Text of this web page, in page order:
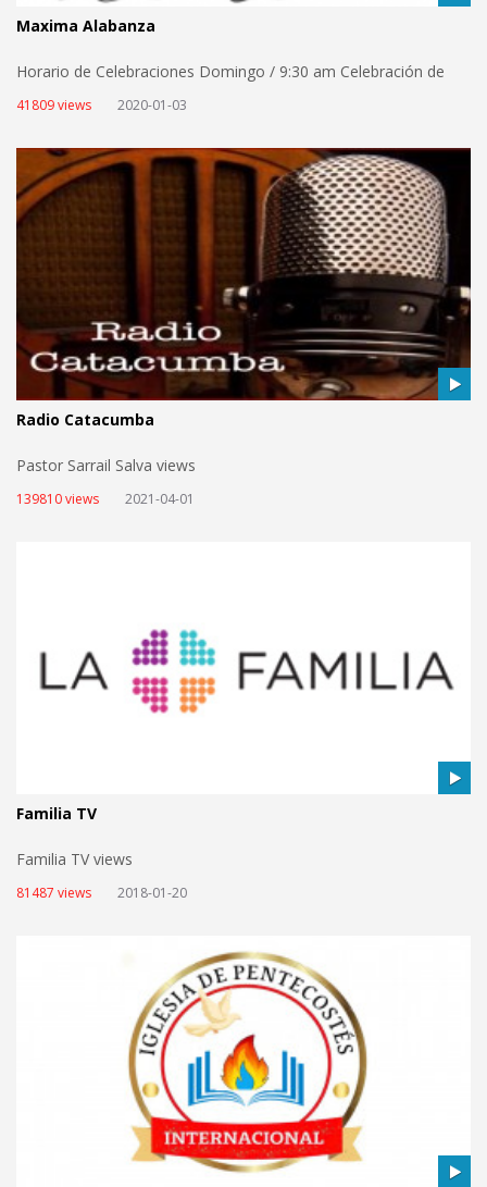
Maxima Alabanza
Horario de Celebraciones Domingo / 9:30 am Celebración de
7:30 pm Ensayo de Levitas / Consejería - Cita Previa 787-807-
7:00 am Oración en la Iglesia 7:30pm Celebración de Oración y
Enseñanza de la Palabra Viernes / 7:30 pm “Juventud Victoriosa”
Celebración de Jóvenes Transmision en Vivo Todos los
Miércoles a las 7:30pm y los Domingos a las 9:30am
transmitimos las celebraciones a través de nuestro canal de
http://www.ministeriotv.com/search/maxima views
41809 views 2020-01-03
Radio Catacumba
Pastor Sarrail Salva views
139810 views 2021-04-01
Familia TV
Familia TV views
81487 views 2018-01-20